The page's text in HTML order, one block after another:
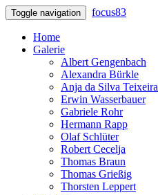
Toggle navigation focus83
Home
Galerie
Albert Gengenbach
Alexandra Bürkle
Anja da Silva Teixeira
Erwin Wasserbauer
Gabriele Rohr
Hermann Rapp
Olaf Schlüter
Robert Cecelja
Thomas Braun
Thomas Grießig
Thorsten Leppert